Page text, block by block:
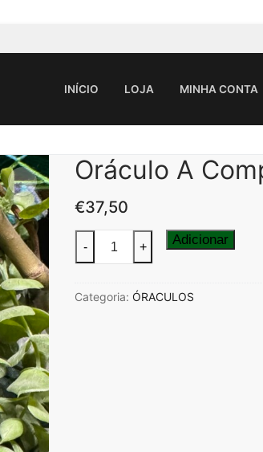
INÍCIO LOJA MINHA CONTA
Pesquisar por:
Oráculo A
€37,50
Quantidade
de
A
- + Adicionar
Categoria: ÓRACULOS